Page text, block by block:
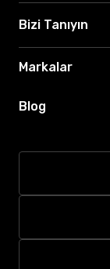
Bizi Tanıyın
Markalar
Blog